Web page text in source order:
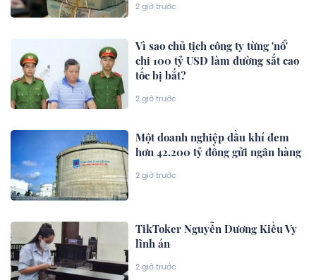
2 giờ trước
Vì sao chủ tịch công ty từng 'nổ'
chi 100 tỷ USD làm đường sắt cao
tốc bị bắt?
2 giờ trước
Một doanh nghiệp dầu khí đem
hơn 42.200 tỷ đồng gửi ngân hàng
2 giờ trước
TikToker Nguyễn Dương Kiều Vy
lĩnh án
2 giờ trước